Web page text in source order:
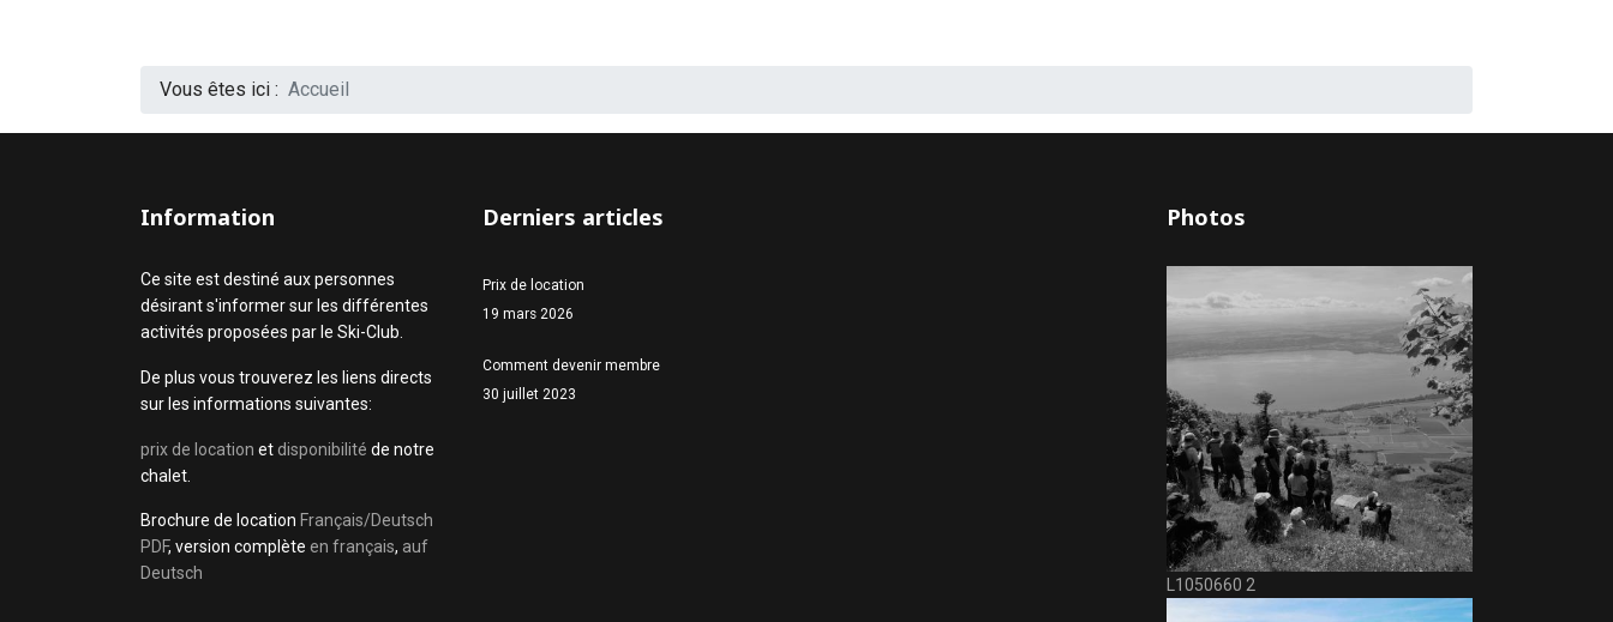
Vous êtes ici : Accueil
Information
Ce site est destiné aux personnes
désirant s'informer sur les différentes
activités proposées par le Ski-Club.
De plus vous trouverez les liens directs
sur les informations suivantes:
prix de location et disponibilité de notre
chalet.
Brochure de location Français/Deutsch
PDF, version complète en français, auf
Deutsch
Derniers articles
Prix de location
19 mars 2026
Comment devenir membre
30 juillet 2023
Photos
L1050660 2